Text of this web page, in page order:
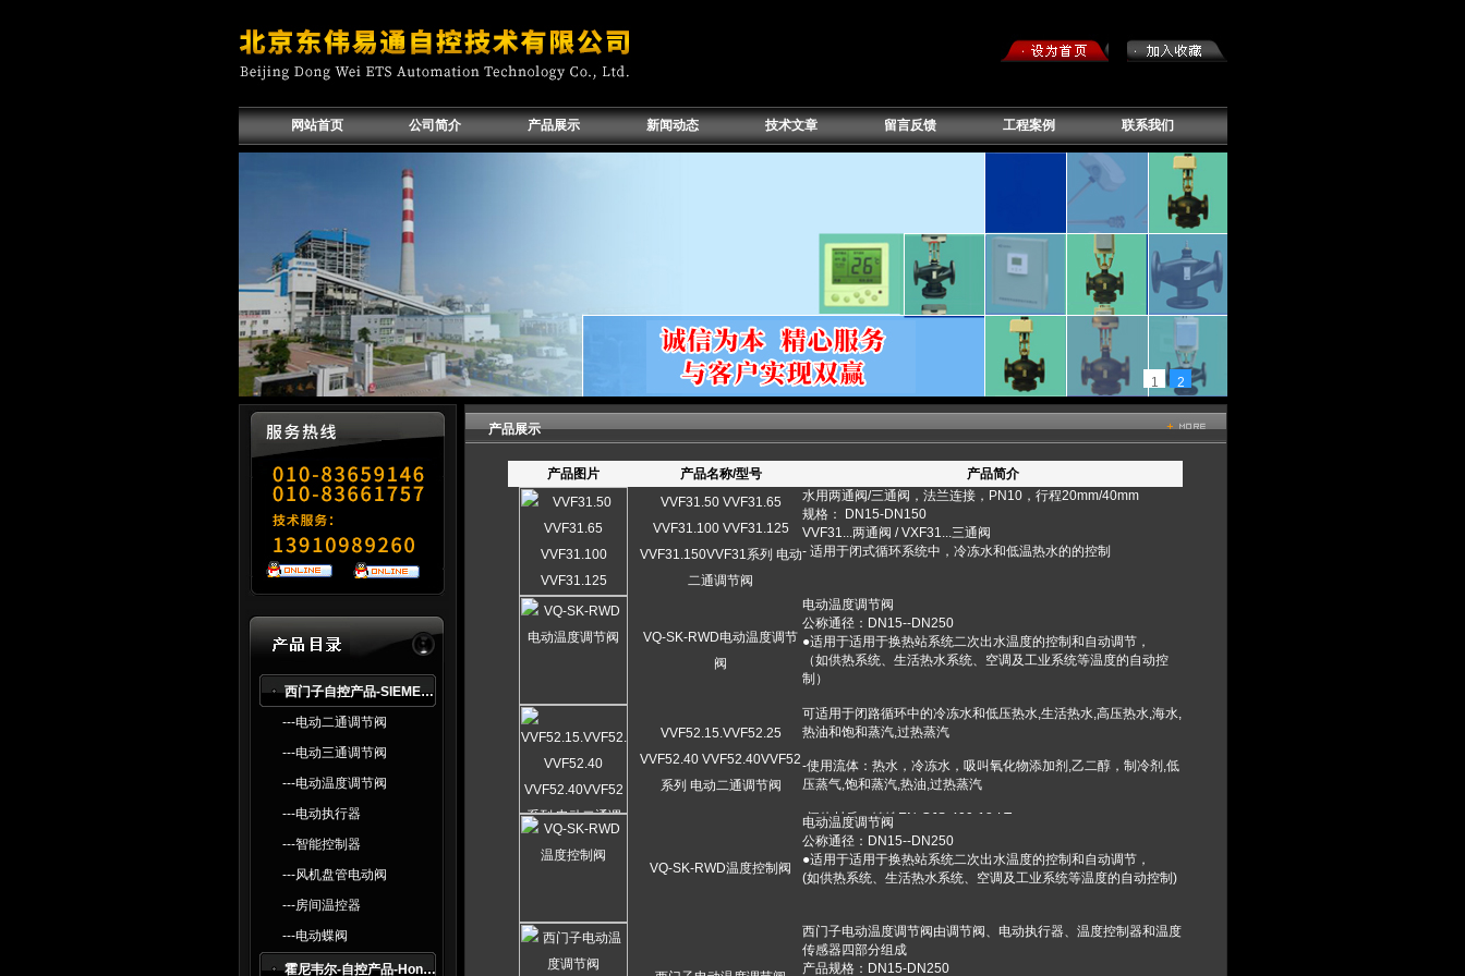
网站首页 公司简介 产品展示 新闻动态 技术文章 留言反馈 工程案例 联系我们
1 2
西门子自控产品-SlEMENS
---电动二通调节阀
---电动三通调节阀
---电动温度调节阀
---电动执行器
---智能控制器
---风机盘管电动阀
---房间温控器
---电动蝶阀
霍尼韦尔-自控产品-Honeywell
产品展示
产品图片 产品名称/型号
产品简介
VVF31.50 VVF31.65
VVF31.100 VVF31.125
VVF31.150VVF31系列 电动
二通调节阀
VQ-SK-RWD电动温度调节
阀
VVF52.15.VVF52.25
VVF52.40 VVF52.40VVF52
系列 电动二通调节阀
VQ-SK-RWD温度控制阀